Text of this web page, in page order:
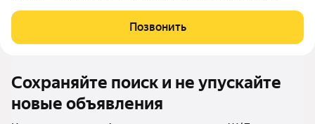
59 минутах на транспорте от метро "Проспект Ветеранов",
рядом с ж/д
Позвонить
Сохраняйте поиск и не упускайте
новые объявления